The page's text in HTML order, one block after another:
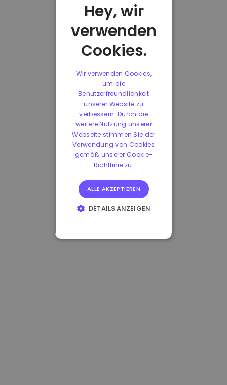
Hey, wir
verwenden
Cookies.
Wir verwenden Cookies,
um die
Benutzerfreundlichkeit
unserer Website zu
verbessern. Durch die
weitere Nutzung unserer
Webseite stimmen Sie der
Verwendung von Cookies
gemäß unserer Cookie-
Richtlinie zu.
ALLE AKZEPTIEREN
DETAILS ANZEIGEN